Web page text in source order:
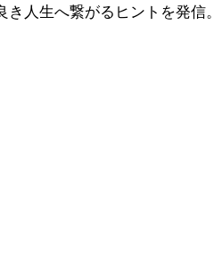
人生へ繋がるヒントを発信。